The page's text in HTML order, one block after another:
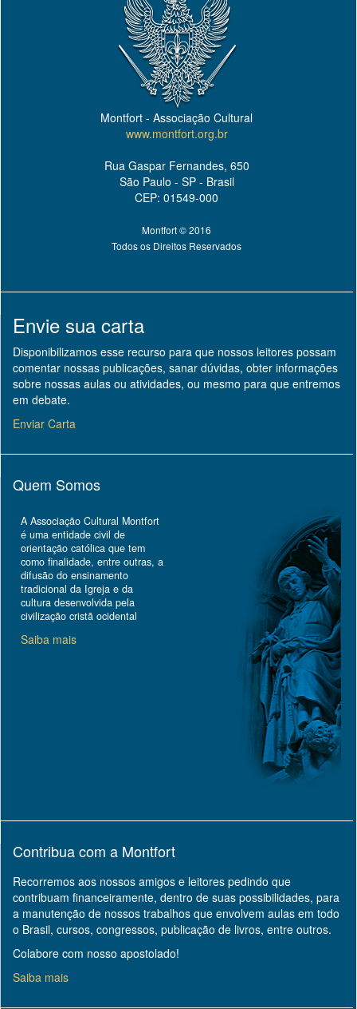
Montfort - Associação Cultural
www.montfort.org.br
Rua Gaspar Fernandes, 650
São Paulo - SP - Brasil
CEP: 01549-000
Montfort © 2016
Todos os Direitos Reservados
Envie sua carta
Disponibilizamos esse recurso para que nossos leitores possam
comentar nossas publicações, sanar dúvidas, obter informações
sobre nossas aulas ou atividades, ou mesmo para que entremos
em debate.
Enviar Carta
Quem Somos
A Associação Cultural Montfort
é uma entidade civil de
orientação católica que tem
como finalidade, entre outras, a
difusão do ensinamento
tradicional da Igreja e da
cultura desenvolvida pela
civilização cristã ocidental
Saiba mais
Contribua com a Montfort
Recorremos aos nossos amigos e leitores pedindo que
contribuam financeiramente, dentro de suas possibilidades, para
a manutenção de nossos trabalhos que envolvem aulas em todo
o Brasil, cursos, congressos, publicação de livros, entre outros.
Colabore com nosso apostolado!
Saiba mais